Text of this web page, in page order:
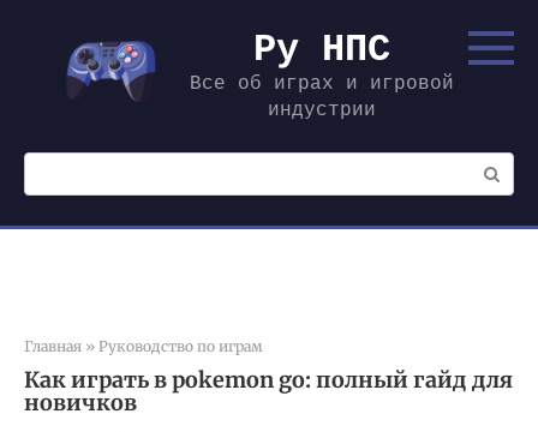
контенту
Ру НПС
Все об играх и игровой
индустрии
Поиск:
Главная » Руководство по играм
Как играть в pokemon go: полный гайд для
новичков